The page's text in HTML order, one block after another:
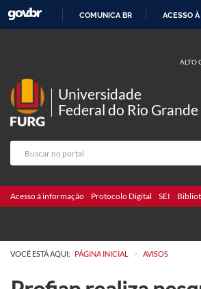
COMUNICA BR ACESSO
ALTO
Universidade
Federal do Rio Grande
Acesso à informação Protocolo Digital SEI
VOCÊ ESTÁ AQUI: PÁGINA INICIAL > AVISOS